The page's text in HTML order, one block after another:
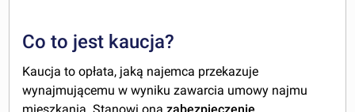
Co to jest kaucja?
Kaucja to opłata, jaką najemca przekazuje
wynajmującemu w wyniku zawarcia umowy najmu
mieszkania. Stanowi ona zabezpieczenie